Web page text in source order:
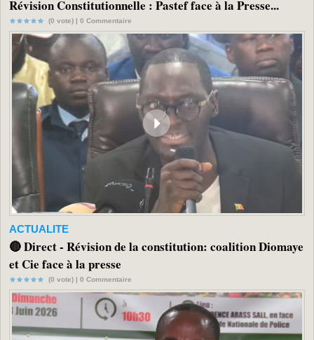
Révision Constitutionnelle : Pastef face à la Presse...
(0 vote) | 0 Commentaire
ACTUALITE
🔴 Direct - Révision de la constitution: coalition Diomaye
et Cie face à la presse
(0 vote) | 0 Commentaire